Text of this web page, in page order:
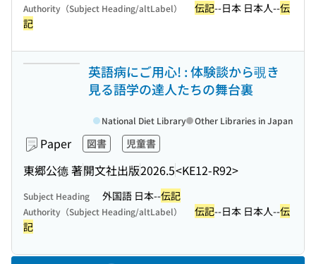
Authority（Subject Heading/altLabel） 伝記--日本 日本人--伝
記
英語病にご用心! : 体験談から覗き
見る語学の達人たちの舞台裏
Paper 図書 児童書
東郷公德 著開文社出版2026.5<KE12-R92>
National Diet Library Other Libraries in Japan
Subject Heading 外国語 日本--伝記
Authority（Subject Heading/altLabel） 伝記--日本 日本人--伝
記